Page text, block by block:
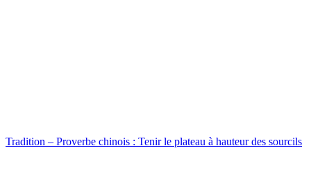
Tradition – Proverbe chinois : Tenir le plateau à hauteur des sourcils